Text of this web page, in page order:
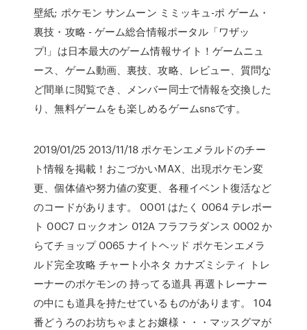
壁紙; ポケモン サンムーン ミミッキュ-ポ ゲーム・
裏技・攻略 - ゲーム総合情報ポータル「ワザッ
プ!」は日本最大のゲーム情報サイト！ゲームニュ
ース、ゲーム動画、裏技、攻略、レビュー、質問な
ど間単に閲覧でき、メンバー同士で情報を交換した
り、無料ゲームをも楽しめるゲームsnsです。
2019/01/25 2013/11/18 ポケモンエメラルドのチー
ト情報を掲載！おこづかいMAX、出現ポケモン変
更、個体値や努力値の変更、各種イベント復活など
のコードがあります。 0001 はたく 0064 テレポー
ト 00C7 ロックオン 012A フラフラダンス 0002 か
らてチョップ 0065 ナイトヘッド ポケモンエメラ
ルド完全攻略 チャート小ネタ カナズミシティ トレ
ーナーのポケモンの 持ってる道具 再選トレーナー
の中にも道具を持たせているものがあります。 104
番どうろのお坊ちゃまとお嬢様・・・マッスグマが